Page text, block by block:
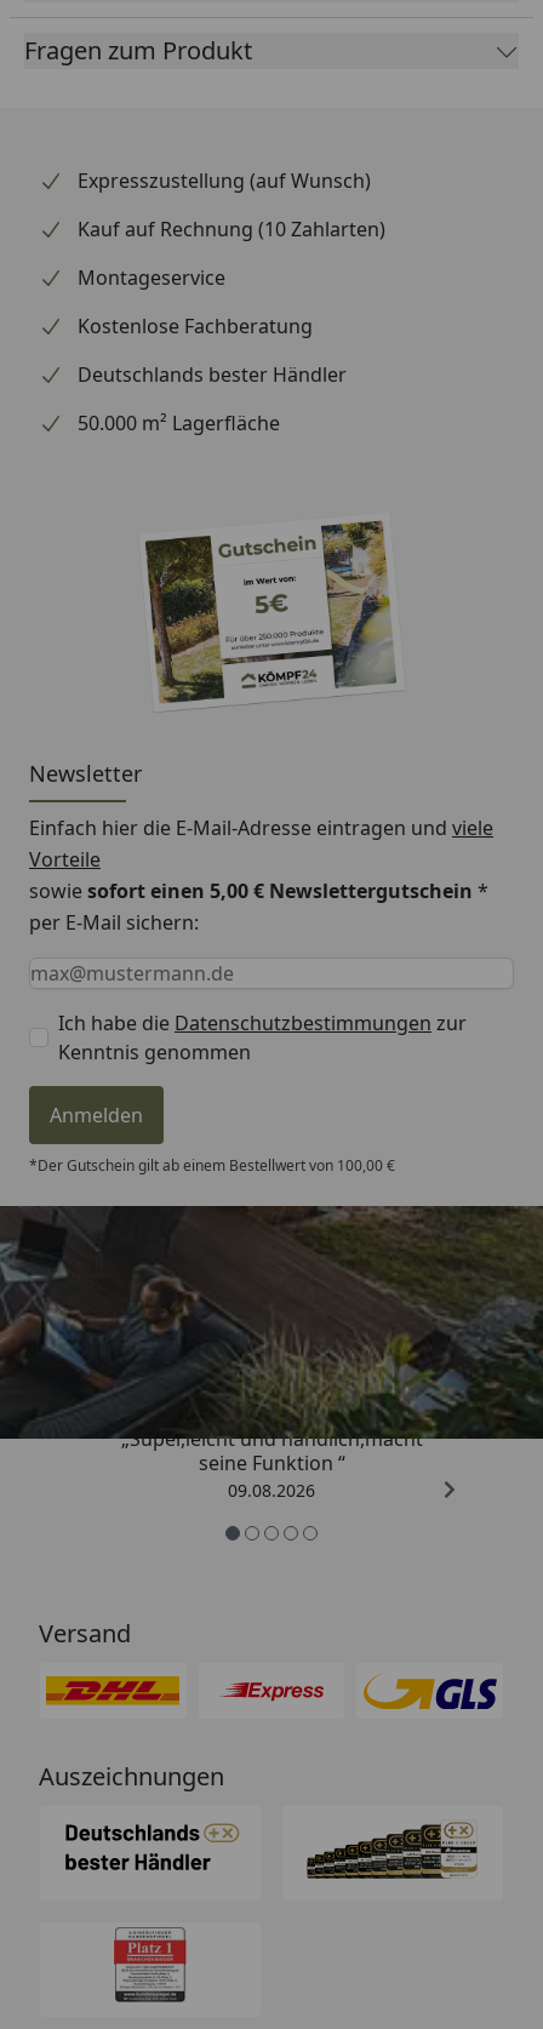
Fragen zum Produkt
Expresszustellung (auf Wunsch)
Kauf auf Rechnung (10 Zahlarten)
Montageservice
Kostenlose Fachberatung
Deutschlands bester Händler
50.000 m² Lagerfläche
Newsletter
Einfach hier die E-Mail-Adresse eintragen und viele
Vorteile
sowiesofort einen 5,00 € Newslettergutschein *
per E-Mail sichern:
Keine Eingabe erforderlich
Eingabe erforderlich
E-Mail *
Ich habe die Datenschutzbestimmungen zur
Kenntnis genommen
Anmelden
*Der Gutschein gilt ab einem Bestellwert von 100,00 €
Trusted Shops
4,81/ 5
„Super,leicht und handlich,macht
seine Funktion “
09.08.2026
Versand
Auszeichnungen